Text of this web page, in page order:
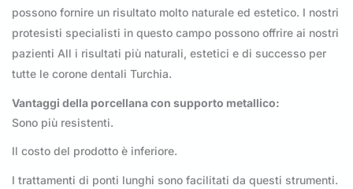
possono fornire un risultato molto naturale ed estetico. I nostri
protesisti specialisti in questo campo possono offrire ai nostri
pazienti All i risultati più naturali, estetici e di successo per
tutte le corone dentali Turchia.
Vantaggi della porcellana con supporto metallico:
Sono più resistenti.
Il costo del prodotto è inferiore.
I trattamenti di ponti lunghi sono facilitati da questi strumenti.